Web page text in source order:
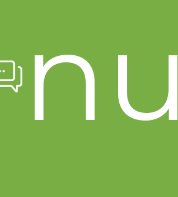
#compras inteligentes
#receta #Recetas